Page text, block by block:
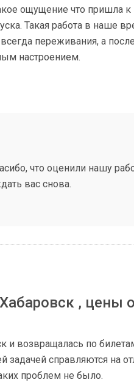
ощущение что пришла к
Такая работа в наше
переживания, а
настроением.
что оценили нашу
вас снова.
, цены
и возвращалась по
задачей справляются на
проблем не было.